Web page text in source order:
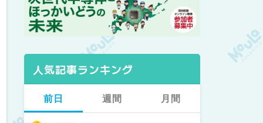
人気記事ランキング
前日 週間 月間